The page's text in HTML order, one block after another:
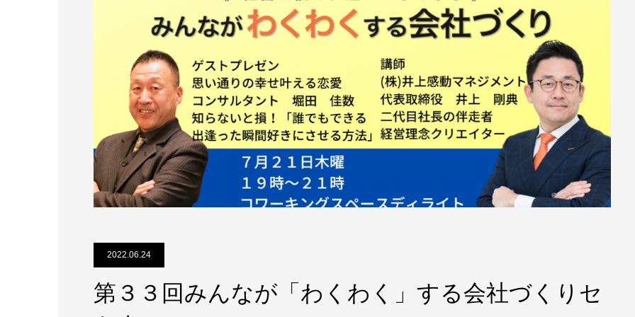
2022.06.24
第３３回みんなが「わくわく」する会社づくりセ